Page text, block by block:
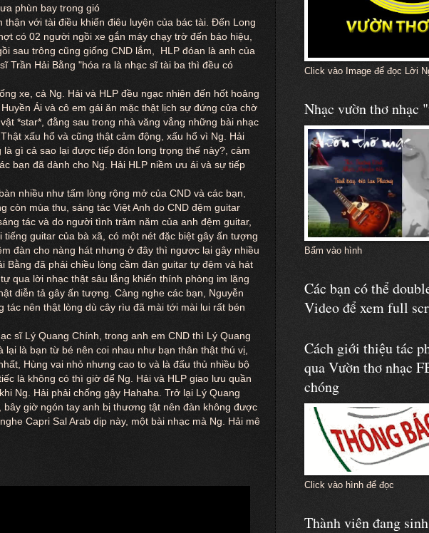
phùn bay trong gió
với tài điều khiển điêu luyện của bác tài. Đến Long
có 02 người ngồi xe gắn máy chạy trờ đến báo hiệu,
sau trông cũng giống CND lắm,
HLP đóan là anh của
Trần Hải Bằng "hóa ra là nhạc sĩ tài ba thì đều có
xe, cả Ng. Hải và HLP đều ngạc nhiên đến hốt hoảng
Ái và cô em gái ăn mặc thật lịch sự đứng cửa chờ
*star*, đằng sau trong nhà văng vẳng những bài nhạc
xấu hổ và cũng thật cảm động, xấu hổ vì Ng. Hải
gì cả sao lại được tiếp đón long trọng thế này?, cảm
bạn đã dành cho Ng. Hải HLP niềm ưu ái và sự tiếp
nhiều như tấm lòng rộng mở của CND và các bạn,
còn mùa thu, sáng tác Việt Anh do CND đệm guitar
tác và do người tình trăm năm của anh đệm guitar,
guitar của bà xã, có một nét đặc biệt gây ấn tượng
đàn cho nàng hát nhưng ở đây thì ngược lại gây nhiều
Bằng đã phải chiều lòng cầm đàn guitar tự đệm và hát
qua lời nhạc thật sâu lắng khiến thính phòng im lặng
diễn tả gây ấn tượng. Càng nghe các bạn, Nguyễn
tác nên thật lòng dù cây rìu đã mài tới mài lui rất bén
sĩ Lý Quang Chính, trong anh em CND thì Lý Quang
là bạn từ bé nên coi nhau như bạn thân thật thú vị,
Hùng vai nhỏ nhưng cao to và là đấu thủ nhiều bộ
là không có thì giờ để Ng. Hải và HLP giao lưu quần
Ng. Hải phải chống gậy Hahaha. Trở lại Lý Quang
giờ ngón tay anh bị thương tật nên đàn không được
Capri Sal Arab dịp này, một bài nhạc mà Ng. Hải mê
Click vào Image để đọc Lời
Nhạc vườn thơ nhạc
Bấm vào hình
Các bạn có thể
Video để xem full
Cách giới thiệu tác
qua Vườn thơ nhạc
chóng
Click vào hình để đọc
Thành viên đang